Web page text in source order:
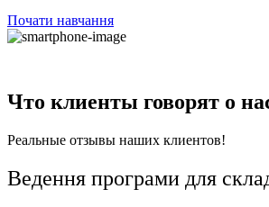
Почати навчання
Что клиенты говорят о
Реальные отзывы наших клиентов!
Ведення програми для